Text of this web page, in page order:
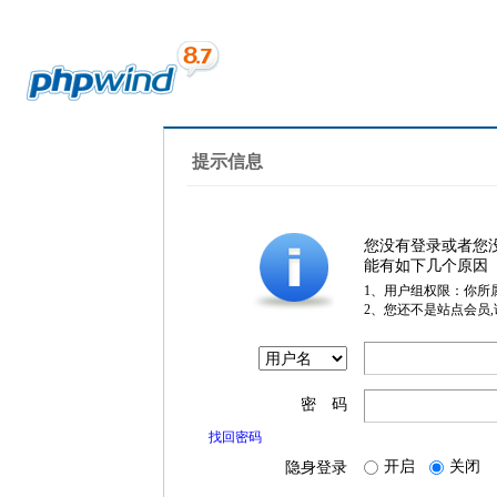
提示信息
您没有登录或者您
能有如下几个原因
1、用户组权限：你所
2、您还不是站点会员
密 码
找回密码
隐身登录 开启 关闭